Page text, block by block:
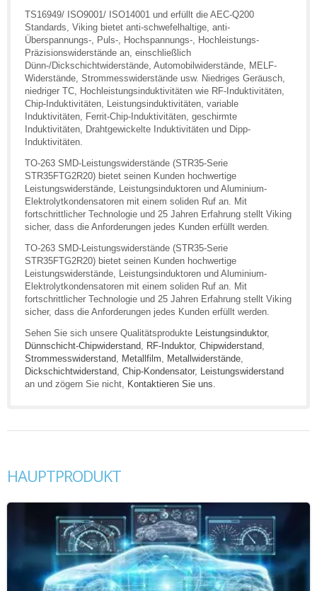
TS16949/ ISO9001/ ISO14001 und erfüllt die AEC-Q200
Standards, Viking bietet anti-schwefelhaltige, anti-
Überspannungs-, Puls-, Hochspannungs-, Hochleistungs-
Präzisionswiderstände an, einschließlich
Dünn-/Dickschichtwiderstände, Automobilwiderstände, MELF-
Widerstände, Strommesswiderstände usw. Niedriges Geräusch,
niedriger TC, Hochleistungsinduktivitäten wie RF-Induktivitäten,
Chip-Induktivitäten, Leistungsinduktivitäten, variable
Induktivitäten, Ferrit-Chip-Induktivitäten, geschirmte
Induktivitäten, Drahtgewickelte Induktivitäten und Dipp-
Induktivitäten.
TO-263 SMD-Leistungswiderstände (STR35-Serie
STR35FTG2R20) bietet seinen Kunden hochwertige
Leistungswiderstände, Leistungsinduktoren und Aluminium-
Elektrolytkondensatoren mit einem soliden Ruf an. Mit
fortschrittlicher Technologie und 25 Jahren Erfahrung stellt Viking
sicher, dass die Anforderungen jedes Kunden erfüllt werden.
TO-263 SMD-Leistungswiderstände (STR35-Serie
STR35FTG2R20) bietet seinen Kunden hochwertige
Leistungswiderstände, Leistungsinduktoren und Aluminium-
Elektrolytkondensatoren mit einem soliden Ruf an. Mit
fortschrittlicher Technologie und 25 Jahren Erfahrung stellt Viking
sicher, dass die Anforderungen jedes Kunden erfüllt werden.
Sehen Sie sich unsere Qualitätsprodukte Leistungsinduktor,
Dünnschicht-Chipwiderstand, RF-Induktor, Chipwiderstand,
Strommesswiderstand, Metallfilm, Metallwiderstände,
Dickschichtwiderstand, Chip-Kondensator, Leistungswiderstand
an und zögern Sie nicht, Kontaktieren Sie uns.
HAUPTPRODUKT